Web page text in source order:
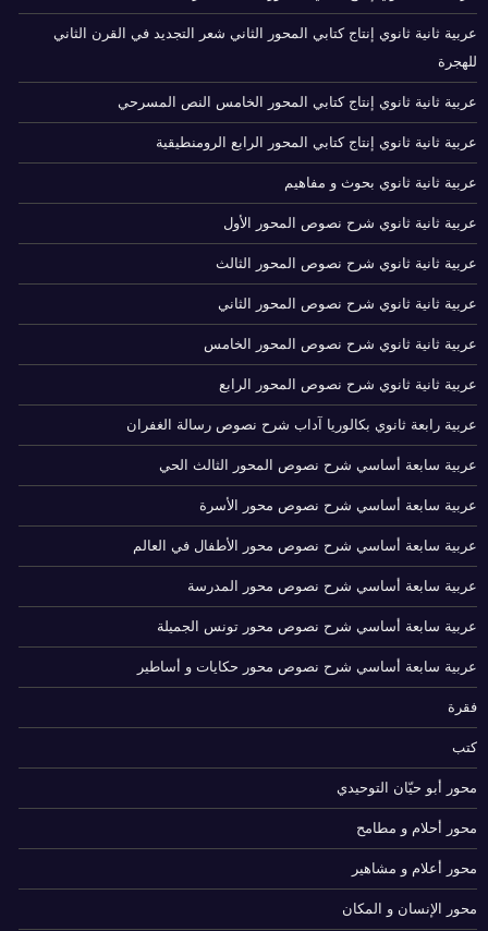
عربية ثانية ثانوي إنتاج كتابي المحور الثاني شعر التجديد في القرن الثاني
للهجرة
عربية ثانية ثانوي إنتاج كتابي المحور الخامس النص المسرحي
عربية ثانية ثانوي إنتاج كتابي المحور الرابع الرومنطيقية
عربية ثانية ثانوي بحوث و مفاهيم
عربية ثانية ثانوي شرح نصوص المحور الأول
عربية ثانية ثانوي شرح نصوص المحور الثالث
عربية ثانية ثانوي شرح نصوص المحور الثاني
عربية ثانية ثانوي شرح نصوص المحور الخامس
عربية ثانية ثانوي شرح نصوص المحور الرابع
عربية رابعة ثانوي بكالوريا آداب شرح نصوص رسالة الغفران
عربية سابعة أساسي شرح نصوص المحور الثالث الحي
عربية سابعة أساسي شرح نصوص محور الأسرة
عربية سابعة أساسي شرح نصوص محور الأطفال في العالم
عربية سابعة أساسي شرح نصوص محور المدرسة
عربية سابعة أساسي شرح نصوص محور تونس الجميلة
عربية سابعة أساسي شرح نصوص محور حكايات و أساطير
فقرة
كتب
محور أبو حيّان التوحيدي
محور أحلام و مطامح
محور أعلام و مشاهير
محور الإنسان و المكان